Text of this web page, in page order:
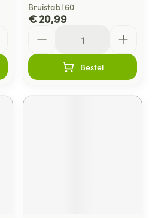
Bruistabl 60
€ 20,99
Bestel